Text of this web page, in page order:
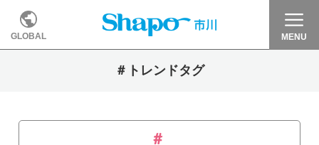
GLOBAL MENU
＃トレンドタグ